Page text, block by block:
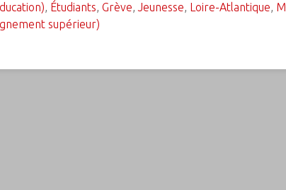
, Étudiants, Grève, Jeunesse, Loire-Atlantique,
supérieur)